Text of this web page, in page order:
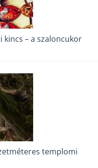
kincs – a szaloncukor
templomi